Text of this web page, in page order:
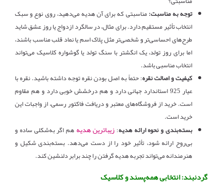
توجه به مناسبت:مناسبتی که برای آن هدیه می‌دهید، روی نوع و سبک
انتخاب تأثیر مستقیم دارد. برای مثال، در سالگرد ازدواج یا روز عشق شاید
طرح‌های احساسی‌تر و شخصی‌تر مثل پلاک اسم یا نماد قلب مناسب باشند،
اما برای روز تولد، یک انگشتر با سنگ تولد یا گوشواره کلاسیک می‌تواند
انتخاب مناسبی باشد.
کیفیت و اصالت نقره: حتماً به اصل بودن نقره توجه داشته باشید. نقره با
عیار 925 استاندارد جهانی دارد و هم درخشش خوبی دارد و هم مقاوم
است. خرید از فروشگاه‌های معتبر و دریافت فاکتور رسمی، از واجبات این
خرید است.
بسته‌بندی و نحوه ارائه هدیه:زیباترین هدیههم اگر به‌شکلی ساده و
بی‌روح ارائه شود، تأثیر خود را از دست می‌دهد. بسته‌بندی شکیل و
هنرمندانه می‌تواند تجربه هدیه گرفتن را چند برابر دلنشین کند.
گردنبند: انتخابی همه‌پسند و کلاسیک